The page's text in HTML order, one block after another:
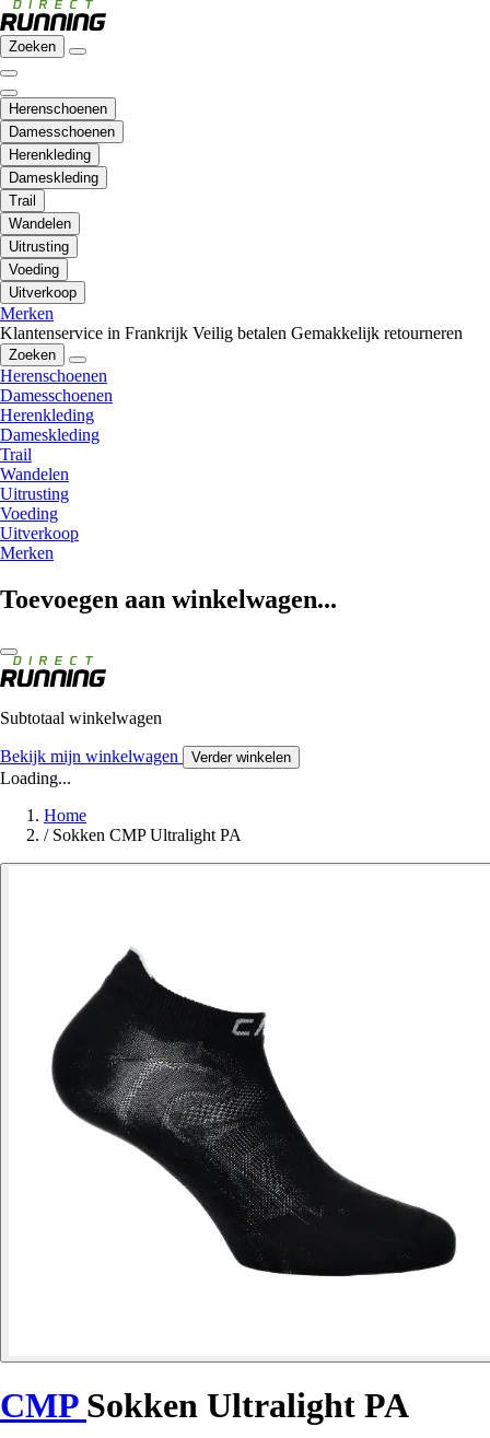
Zoeken
Herenschoenen
Damesschoenen
Herenkleding
Dameskleding
Trail
Wandelen
Uitrusting
Voeding
Uitverkoop
Merken
Klantenservice in Frankrijk Veilig betalen Gemakkelijk retourneren
Zoeken
Herenschoenen
Damesschoenen
Herenkleding
Dameskleding
Trail
Wandelen
Uitrusting
Voeding
Uitverkoop
Merken
Toevoegen aan winkelwagen...
Subtotaal winkelwagen
Bekijk mijn winkelwagen Verder winkelen
Loading...
Home
/ Sokken CMP Ultralight PA
CMP Sokken Ultralight PA